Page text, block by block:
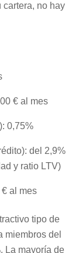
no hay
€ al mes
0,75%
del 2,9%
y ratio LTV)
al mes
tipo de
miembros del
La mayoría de